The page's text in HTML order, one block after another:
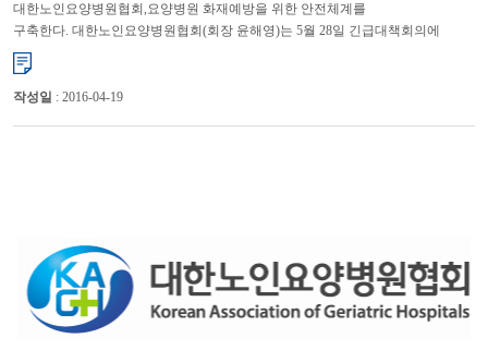
대한노인요양병원협회,요양병원 화재예방을 위한 안전체계를
구축한다. 대한노인요양병원협회(회장 윤해영)는 5월 28일 긴급대책회의에
이어 29일 상임이사 및 시도회장 합동회의를 연일 개최하여 요양병원 화재...
작성일 : 2016-04-19